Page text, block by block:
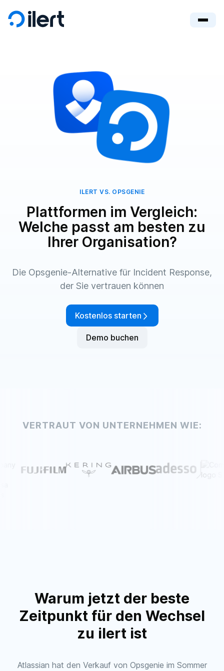
ILERT VS. OPSGENIE
Plattformen im Vergleich:
Welche passt am besten zu
Ihrer Organisation?
Die Opsgenie-Alternative für Incident Response,
der Sie vertrauen können
Kostenlos starten
Demo buchen
VERTRAUT VON UNTERNEHMEN WIE:
Warum jetzt der beste
Zeitpunkt für den Wechsel
zu ilert ist
Atlassian hat den Verkauf von Opsgenie im Sommer